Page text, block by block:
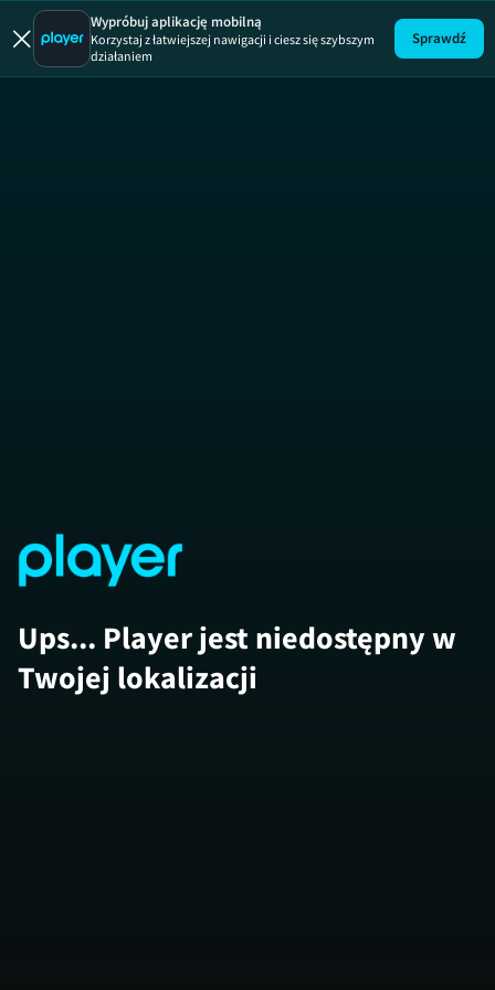
Shrek Trzeci
Wypróbuj aplikację mobilną
Korzystaj z łatwiejszej nawigacji i ciesz się szybszym
działaniem
Sprawdź
Ups... Player jest niedostępny w
Twojej lokalizacji